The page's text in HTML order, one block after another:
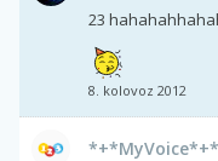
23
8. kolovoz 2012
*+*MyVoice*+*